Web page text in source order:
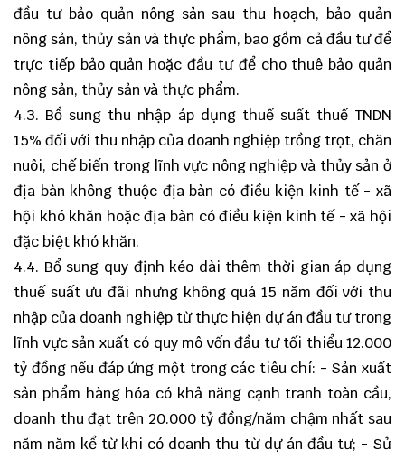
đầu tư bảo quản nông sản sau thu hoạch, bảo quản
nông sản, thủy sản và thực phẩm, bao gồm cả đầu tư để
trực tiếp bảo quản hoặc đầu tư để cho thuê bảo quản
nông sản, thủy sản và thực phẩm.
4.3. Bổ sung thu nhập áp dụng thuế suất thuế TNDN
15% đối với thu nhập của doanh nghiệp trồng trọt, chăn
nuôi, chế biến trong lĩnh vực nông nghiệp và thủy sản ở
địa bàn không thuộc địa bàn có điều kiện kinh tế - xã
hội khó khăn hoặc địa bàn có điều kiện kinh tế - xã hội
đặc biệt khó khăn.
4.4. Bổ sung quy định kéo dài thêm thời gian áp dụng
thuế suất ưu đãi nhưng không quá 15 năm đối với thu
nhập của doanh nghiệp từ thực hiện dự án đầu tư trong
lĩnh vực sản xuất có quy mô vốn đầu tư tối thiểu 12.000
tỷ đồng nếu đáp ứng một trong các tiêu chí: - Sản xuất
sản phẩm hàng hóa có khả năng cạnh tranh toàn cầu,
doanh thu đạt trên 20.000 tỷ đồng/năm chậm nhất sau
năm năm kể từ khi có doanh thu từ dự án đầu tư; - Sử